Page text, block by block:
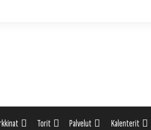
Torit Palvelut Kalenterit